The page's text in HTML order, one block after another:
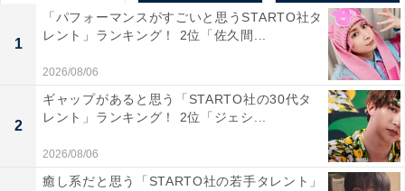
れた干物・海鮮加工品が豊富に揃う道の駅です。松浦な
らではの魚介をその場で購入できるほか、季節ごとの特
産品や海産物を使ったお土産も充実しており、長崎の海
の幸を楽しみたい人に最適な場所です」（40代女性／埼
玉県）といった声が集まりました。
1
「パフォーマンスがすごいと思うSTARTO社タ
レント」ランキング！ 2位「佐久間...
2026/08/06
2
ギャップがあると思う「STARTO社の30代タ
レント」ランキング！ 2位「ジェシ...
2026/08/06
癒し系だと思う「STARTO社の若手タレント」